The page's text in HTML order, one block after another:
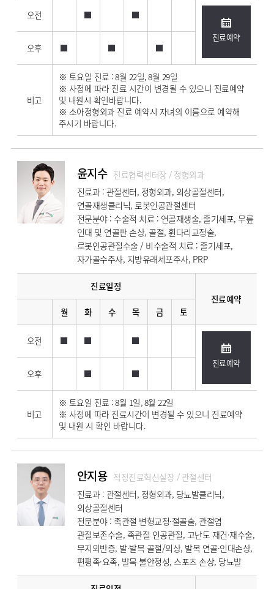
오전
진료예약
오후
비고
※ 토요일 진료 : 8월 22일, 8월 29일
※ 사정에 따라 진료 시간이 변경될 수 있으니 진료예약
및 내원시 확인바랍니다.
※ 소아정형외과 진료 예약시 자녀의 이름으로 예약해
주시기 바랍니다.
윤지수 진료협력센터장 / 정형외과
진료과 : 관절센터, 정형외과, 외상골절센터,
연골재생클리닉, 로봇인공관절센터
전문분야 : 수술적 치료 : 연골재생술, 줄기세포, 무릎
인대 및 연골판 손상, 골절, 휜다리교정술,
로봇인공관절수술 / 비수술적 치료 : 줄기세포,
자가골수주사, 지방유래세포주사, PRP
진료일정
진료예약
월
화 수 목 금 토
오전
진료예약
오후
비고
※ 토요일 진료 : 8월 1일, 8월 22일
※ 사정에 따라 진료시간이 변경될 수 있으니 진료예약
및 내원 시 확인 바랍니다.
안지용 적정진료혁신실장 / 관절센터
진료과 : 관절센터, 정형외과, 당뇨발클리닉,
외상골절센터
전문분야 : 족관절 변형교정·절골술, 관절염
관절보존수술, 족관절 인공관절, 고난도 재건·재수술,
무지외반증, 발·발목 골절/외상, 발목 연골·인대손상,
편평족·요족, 발목 불안정성, 스포츠 손상, 당뇨발